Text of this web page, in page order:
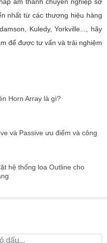
nhất từ các thương hiệu hàng
Kuledy, Yorkville..., hãy
để được tư vấn và trải nghiệm
Horn Array là gì?
và Passive ưu điểm và công
hệ thống loa Outline cho